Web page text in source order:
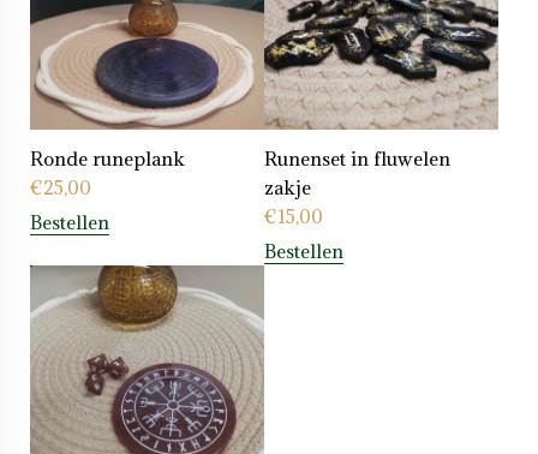
Ronde runeplank
€25,00
Bestellen
Runenset in fluwelen
zakje
€15,00
Bestellen